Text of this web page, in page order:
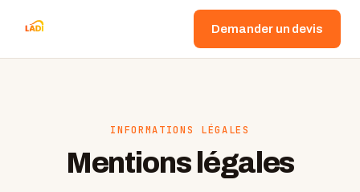
Demander un devis
INFORMATIONS LÉGALES
Mentions légales